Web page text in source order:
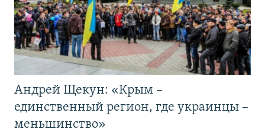
Андрей Щекун: «Крым –
единственный регион, где украинцы –
меньшинство»